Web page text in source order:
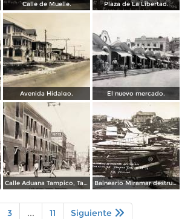
Calle de Muelle. Plaza de La Libertad.
Avenida Hidalgo. El nuevo mercado.
Calle Aduana Tampico, Tamaulipas. Balneario Miramar destruido por el ciclon 25 de Sep de 1933.
3 ... 11 Siguiente